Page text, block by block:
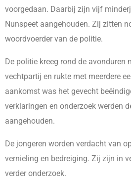
voorgedaan. Daarbij zijn vijf
Nunspeet aangehouden. Zij zitten
woordvoerder van de politie.
De politie kreeg rond de avonduren
vechtpartij en rukte met meerdere
aankomst was het gevecht
verklaringen en onderzoek werden
aangehouden.
De jongeren worden verdacht van
vernieling en bedreiging. Zij zijn in
verder onderzoek.